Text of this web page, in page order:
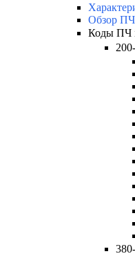
Обзор ПЧ
Коды ПЧ